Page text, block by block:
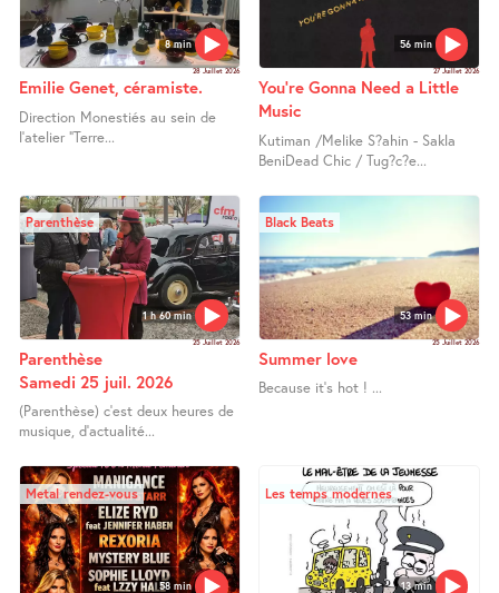
8 min
28 Juillet 2026
Emilie Genet, céramiste.
Direction Monestiés au sein de
l’atelier "Terre...
56 min
27 Juillet 2026
You’re Gonna Need a Little
Music
Kutiman /Melike S?ahin - Sakla
BeniDead Chic / Tug?c?e...
1 h 60 min
Parenthèse
25 Juillet 2026
Parenthèse
Samedi 25 juil. 2026
(Parenthèse) c’est deux heures de
musique, d’actualité...
53 min
Black Beats
25 Juillet 2026
Summer love
Because it’s hot ! ...
58 min
Metal rendez-vous
13 min
Les temps modernes